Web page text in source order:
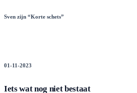
Sven zijn “Korte schets”
01-11-2023
Iets wat nog niet bestaat